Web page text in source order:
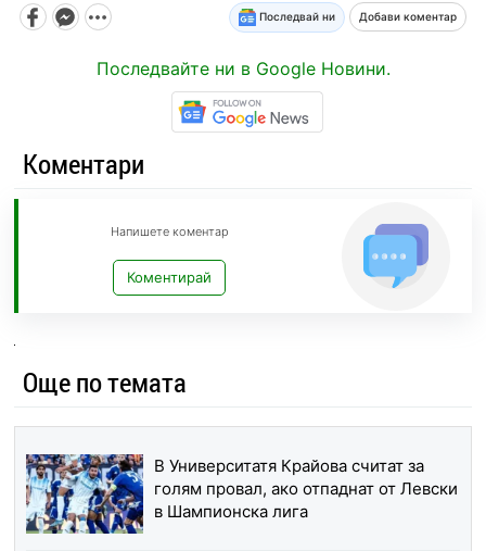
Последвай ни Добави коментар
Последвайте ни в Google Новини.
Коментари
Напишете коментар
Коментирай
Още по темата
В Университатя Крайова считат за
голям провал, ако отпаднат от Левски
в Шампионска лига